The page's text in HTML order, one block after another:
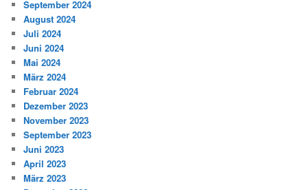
September 2024
August 2024
Juli 2024
Juni 2024
Mai 2024
März 2024
Februar 2024
Dezember 2023
November 2023
September 2023
Juni 2023
April 2023
März 2023